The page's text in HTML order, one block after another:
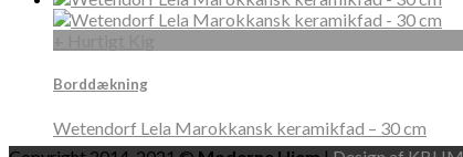
Borddækning
Wetendorf Lela Marokkansk keramikfad – 30 cm